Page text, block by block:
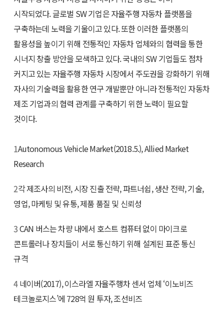
시작되었다. 글로벌 SW 기업은 자율주행 자동차 플랫폼을
구축하는데 노력을 기울이고 있다. 또한 이러한 플랫폼의
활용성을 높이기 위해 전통적인 자동차 업체와의 협력을 통한
시너지 창출 방안을 모색하고 있다. 국내의 SW 기업들도 점차
커지고 있는 자율주행 자동차 시장에서 주도권을 강화하기 위해
자사의 기술력을 활용한 연구 개발뿐만 아니라 전통적인 자동차
제조 기업과의 협력 관계를 구축하기 위한 노력이 필요할
것이다.
1Autonomous Vehicle Market(2018.5.), Allied Market
Research
2각 제조사의 비전, 시장 진출 전략, 파트너쉽, 생산 전략, 기술,
영업, 마케팅 및 유통, 제품 품질 및 신뢰성
3CAN 버스는 차량 내에서 호스트 컴퓨터 없이 마이크로
콘트롤러나 장치들이 서로 통신하기 위해 설계된 표준 통신
규격
4네이버(2017), 이스라엘 자율주행차 센서 업체 ‘이노비즈
테크놀로지스’에 728억 원 투자, 조선비즈